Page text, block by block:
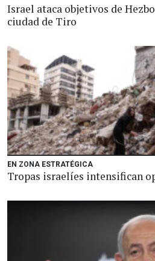
Israel ataca objetivos de
ciudad de Tiro
EN ZONA ESTRATÉGICA
Tropas israelíes intensifican